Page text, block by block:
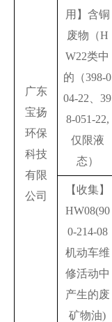
广东
宝扬
环保
科技
有限
公司
用】含铜
废物（H
W22类中
的（398-0
04-22、39
8-051-22,
仅限液
态）
【收集】
HW08(90
0-214-08
机动车维
修活动中
产生的废
矿物油)